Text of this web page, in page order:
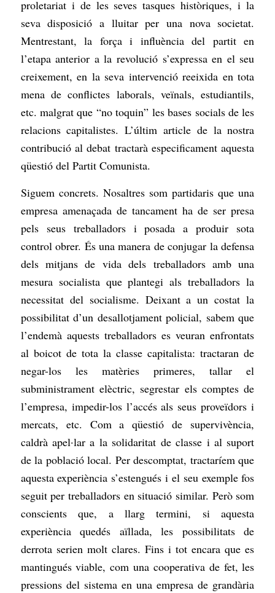
proletariat i de les seves tasques històriques, i la
seva disposició a lluitar per una nova societat.
Mentrestant, la força i influència del partit en
l’etapa anterior a la revolució s’expressa en el seu
creixement, en la seva intervenció reeixida en tota
mena de conflictes laborals, veïnals, estudiantils,
etc. malgrat que “no toquin” les bases socials de les
relacions capitalistes. L’últim article de la nostra
contribució al debat tractarà especificament aquesta
qüestió del Partit Comunista.
Siguem concrets. Nosaltres som partidaris que una
empresa amenaçada de tancament ha de ser presa
pels seus treballadors i posada a produir sota
control obrer. És una manera de conjugar la defensa
dels mitjans de vida dels treballadors amb una
mesura socialista que plantegi als treballadors la
necessitat del socialisme. Deixant a un costat la
possibilitat d’un desallotjament policial, sabem que
l’endemà aquests treballadors es veuran enfrontats
al boicot de tota la classe capitalista: tractaran de
negar-los les matèries primeres, tallar el
subministrament elèctric, segrestar els comptes de
l’empresa, impedir-los l’accés als seus proveïdors i
mercats, etc. Com a qüestió de supervivència,
caldrà apel·lar a la solidaritat de classe i al suport
de la població local. Per descomptat, tractaríem que
aquesta experiència s’estengués i el seu exemple fos
seguit per treballadors en situació similar. Però som
conscients que, a llarg termini, si aquesta
experiència quedés aïllada, les possibilitats de
derrota serien molt clares. Fins i tot encara que es
mantingués viable, com una cooperativa de fet, les
pressions del sistema en una empresa de grandària